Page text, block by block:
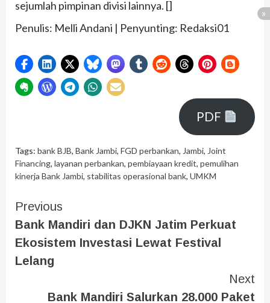
sejumlah pimpinan divisi lainnya. []
Penulis: Melli Andani | Penyunting: Redaksi01
PDF
Tags: bank BJB, Bank Jambi, FGD perbankan, Jambi, Joint
Financing, layanan perbankan, pembiayaan kredit, pemulihan
kinerja Bank Jambi, stabilitas operasional bank, UMKM
Previous
Bank Mandiri dan DJKN Jatim Perkuat
Ekosistem Investasi Lewat Festival
Lelang
Next
Bank Mandiri Salurkan 28.000 Paket